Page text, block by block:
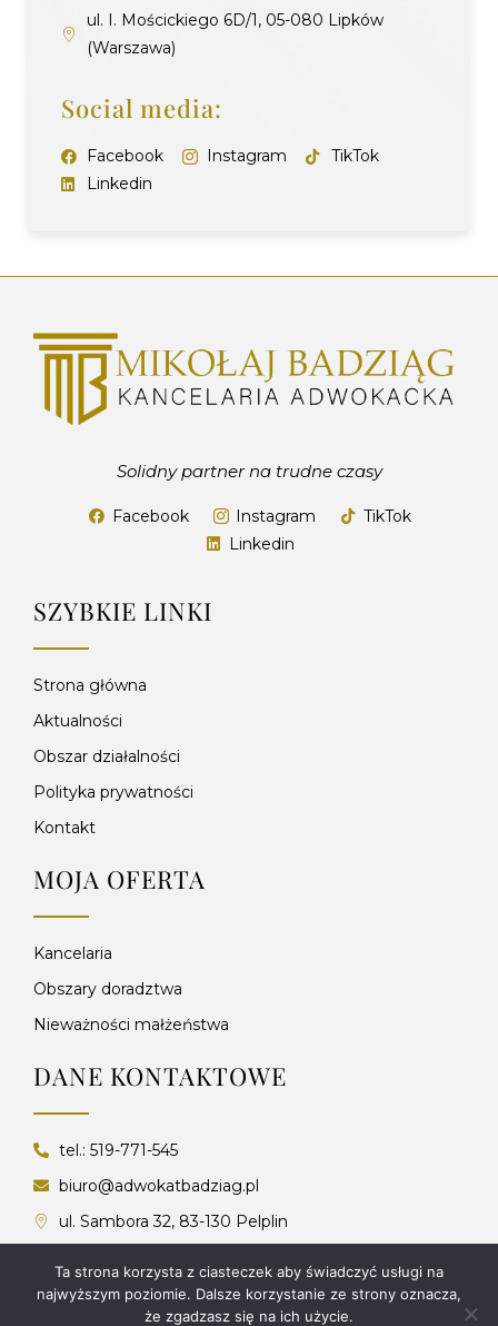
ul. I. Mościckiego 6D/1, 05-080 Lipków
(Warszawa)
Social media:
Facebook Instagram
TikTok
Linkedin
Solidny partner na trudne czasy
Facebook Instagram
TikTok
Linkedin
SZYBKIE LINKI
Strona główna
Aktualności
Obszar działalności
Polityka prywatności
Kontakt
MOJA OFERTA
Kancelaria
Obszary doradztwa
Nieważności małżeństwa
DANE KONTAKTOWE
tel.: 519-771-545
biuro@adwokatbadziag.pl
ul. Sambora 32, 83-130 Pelplin
NIP: 5932634786
Ta strona korzysta z ciasteczek aby świadczyć usługi na
najwyższym poziomie. Dalsze korzystanie ze strony oznacza,
że zgadzasz się na ich użycie.